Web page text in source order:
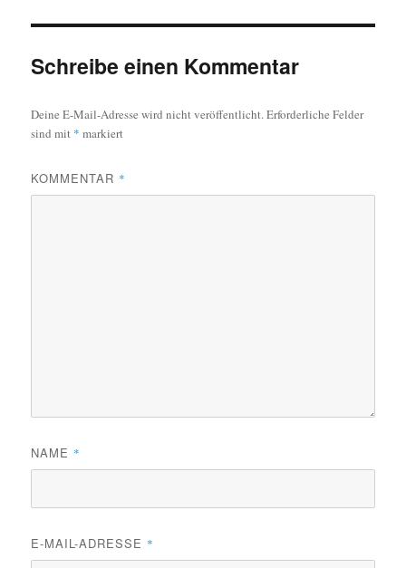
Schreibe einen Kommentar
Deine E-Mail-Adresse wird nicht veröffentlicht.Erforderliche Felder
sind mit * markiert
KOMMENTAR *
NAME *
E-MAIL-ADRESSE *